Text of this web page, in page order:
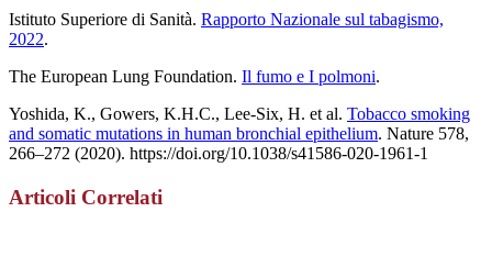
Istituto Superiore di Sanità. Rapporto Nazionale sul tabagismo,
2022.
The European Lung Foundation. Il fumo e I polmoni.
Yoshida, K., Gowers, K.H.C., Lee-Six, H. et al. Tobacco smoking
and somatic mutations in human bronchial epithelium. Nature 578,
266–272 (2020). https://doi.org/10.1038/s41586-020-1961-1
Articoli Correlati